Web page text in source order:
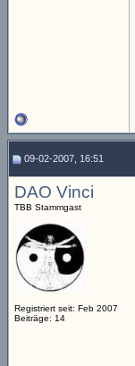
09-02-2007, 16:51
DAO Vinci
TBB Stammgast
Registriert seit: Feb 2007
Beiträge: 14